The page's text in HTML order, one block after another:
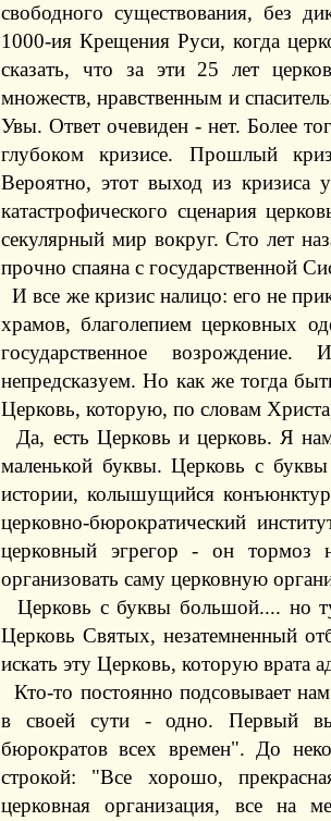
свободного существования, без
1000-ия Крещения Руси, когда
сказать, что за эти 25 лет
множеств, нравственным и
Увы. Ответ очевиден - нет. Более
глубоком кризисе. Прошлый
Вероятно, этот выход из кризиса
катастрофического сценария
секулярный мир вокруг. Сто лет
прочно спаяна с государственной
И все же кризис налицо: его не
храмов, благолепием церковных
государственное
непредсказуем. Но как же тогда
Церковь, которую, по словам
Да, есть Церковь и церковь. Я
маленькой буквы. Церковь с
истории, колышущийся
церковно-бюрократический
церковный эгрегор - он
организовать саму церковную
Церковь с буквы большой.... но
Церковь Святых, незатемненный
искать эту Церковь, которую врата
Кто-то постоянно подсовывает
в своей сути - одно. Первый
бюрократов всех времен". До
строкой: "Все хорошо,
церковная организация, все на